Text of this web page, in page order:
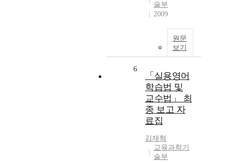
술부
2009
원문
보기
6
「실용영어
학습법 및
교수법」 최
종 보고 자
료집
김재혁
교육과학기
술부